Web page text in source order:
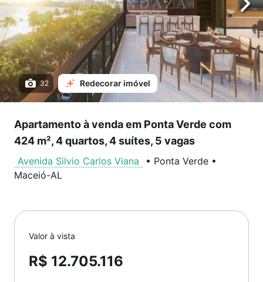
32 Redecorar imóvel
Apartamento à venda em Ponta Verde com
424 m², 4 quartos, 4 suítes, 5 vagas
Avenida Silvio Carlos Viana • Ponta Verde •
Maceió-AL
Valor à vista
R$ 12.705.116